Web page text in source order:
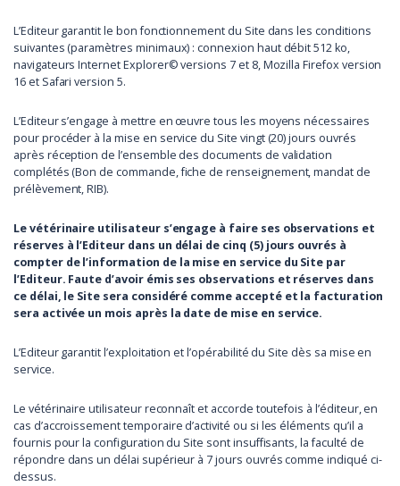
L’Editeur garantit le bon fonctionnement du Site dans les conditions
suivantes (paramètres minimaux) : connexion haut débit 512 ko,
navigateurs Internet Explorer© versions 7 et 8, Mozilla Firefox version
16 et Safari version 5.
L’Editeur s’engage à mettre en œuvre tous les moyens nécessaires
pour procéder à la mise en service du Site vingt (20) jours ouvrés
après réception de l’ensemble des documents de validation
complétés (Bon de commande, fiche de renseignement, mandat de
prélèvement, RIB).
Le vétérinaire utilisateur s’engage à faire ses observations et
réserves à l’Editeur dans un délai de cinq (5) jours ouvrés à
compter de l’information de la mise en service du Site par
l’Editeur. Faute d’avoir émis ses observations et réserves dans
ce délai, le Site sera considéré comme accepté et la facturation
sera activée un mois après la date de mise en service.
L’Editeur garantit l’exploitation et l’opérabilité du Site dès sa mise en
service.
Le vétérinaire utilisateur reconnaît et accorde toutefois à l’éditeur, en
cas d’accroissement temporaire d’activité ou si les éléments qu’il a
fournis pour la configuration du Site sont insuffisants, la faculté de
répondre dans un délai supérieur à 7 jours ouvrés comme indiqué ci-
dessus.